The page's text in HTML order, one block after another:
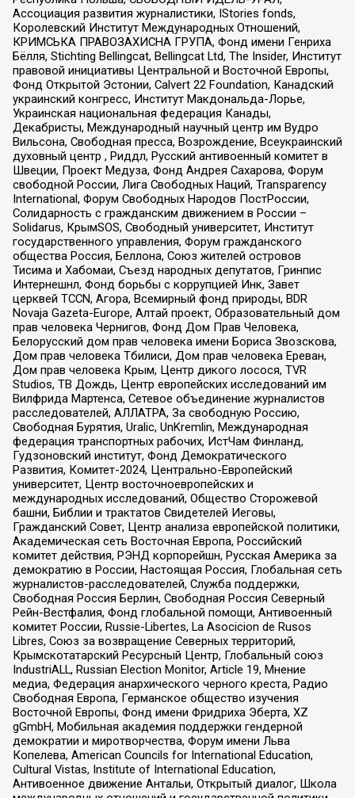
Ассоциация развития журналистики, IStories fonds,
Королевский Институт Международных Отношений,
КРИМСЬКА ПРАВОЗАХИСНА ГРУПА, Фонд имени Генриха
Бёлля, Stichting Bellingcat, Bellingcat Ltd, The Insider, Институт
правовой инициативы Центральной и Восточной Европы,
Фонд Открытой Эстонии, Calvert 22 Foundation, Канадский
украинский конгресс, Институт Макдональда-Лорье,
Украинская национальная федерация Канады,
Декабристы, Международный научный центр им Вудро
Вильсона, Свободная пресса, Возрождение, Всеукраинский
духовный центр , Риддл, Русский антивоенный комитет в
Швеции, Проект Медуза, Фонд Андрея Сахарова, Форум
свободной России, Лига Свободных Наций, Transparеncy
International, Форум Свободных Народов ПостРоссии,
Солидарность с гражданским движением в России –
Solidarus, КрымSOS, Свободный университет, Институт
государственного управления, Форум гражданского
общества Россия, Беллона, Союз жителей островов
Тисима и Хабомаи, Съезд народных депутатов, Гринпис
Интернешнл, Фонд борьбы с коррупцией Инк, Завет
церквей TCCN, Агора, Всемирный фонд природы, BDR
Novaja Gazeta-Europe, Алтай проект, Образовательный дом
прав человека Чернигов, Фонд Дом Прав Человека,
Белорусский дом прав человека имени Бориса Звозскова,
Дом прав человека Тбилиси, Дом прав человека Ереван,
Дом прав человека Крым, Центр дикого лосося, TVR
Studios, ТВ Дождь, Центр европейских исследований им
Вилфрида Мартенса, Сетевое объединение журналистов
расследователей, АЛЛАТРА, За свободную Россию,
Свободная Бурятия, Uralic, UnKremlin, Международная
федерация транспортных рабочих, ИстЧам Финланд,
Гудзоновский институт, Фонд Демократического
Развития, Комитет-2024, Центрально-Европейский
университет, Центр восточноевропейских и
международных исследований, Общество Сторожевой
башни, Библии и трактатов Свидетелей Иеговы,
Гражданский Совет, Центр анализа европейской политики,
Академическая сеть Восточная Европа, Российский
комитет действия, РЭНД корпорейшн, Русская Америка за
демократию в России, Настоящая Россия, Глобальная сеть
журналистов-расследователей, Служба поддержки,
Свободная Россия Берлин, Свободная Россия Северный
Рейн-Вестфалия, Фонд глобальной помощи, Антивоенный
комитет России, Russie-Libertes, La Asocicion de Rusos
Libres, Союз за возвращение Северных территорий,
Крымскотатарский Ресурсный Центр, Глобальный союз
IndustriALL, Russian Election Monitor, Article 19, Мнение
медиа, Федерация анархического черного креста, Радио
Свободная Европа, Германское общество изучения
Восточной Европы, Фонд имени Фридриха Эберта, XZ
gGmbH, Мобильная академия поддержки гендерной
демократии и миротворчества, Форум имени Льва
Копелева, American Councils for International Education,
Cultural Vistas, Institute of International Education,
Антивоенное движение Антальи, Открытый диалог, Школа